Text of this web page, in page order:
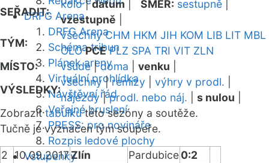
DRFG Arena
DRFG Arena
Schéma tribun
Plánek areny
Virtuální prohlídka
Návštěvní řád
Veřejné bruslení
PRESS: pro novináře
Rozpis ledové plochy
Vstupenky
SEŘADIT:
kolo|datum SMĚR: sestupně
vzestupně
TÝM:
všechny CHM HKM JIH KOM LIB LIT MBL
OLO PCE PLZ SPA TRI VIT ZLN
MÍSTO:
všude|doma venku
VÝSLEDKY:
všechny|remízy výhry v prodl.
nájezdy|prodl. nebo náj. s nulou
Zobrazittabulkutéto sezóny a soutěže.
Tučně je vyznačen tým soupeře.
2 10.09.2017Zlín Pardubice0:2